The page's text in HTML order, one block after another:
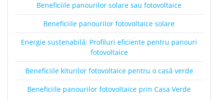
Beneficiile panourilor solare sau fotovoltaice
Beneficiile panourilor fotovoltaice solare
Energie sustenabilă: Profiluri eficiente pentru panouri
fotovoltaice
Beneficiile kiturilor fotovoltaice pentru o casă verde
Beneficiile panourilor fotovoltaice prin Casa Verde